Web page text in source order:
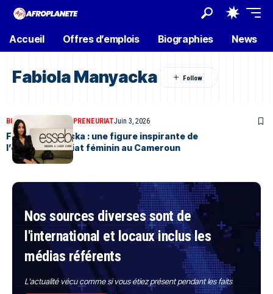
Accueil Offres d’emplois Biographies News
Fabiola Manyacka
BIOGRAPHIES ENTREPRENEURIATJuin 3, 2026
Fabiola Manyacka : une figure inspirante de
l’entrepreneuriat féminin au Cameroun
Nos sources diverses sont de
l'international et locaux inclus les
médias référents
L'actualité vécu comme si vous étiez présent pendant les faits